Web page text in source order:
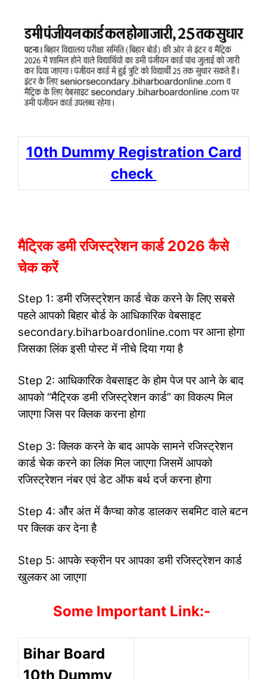
10th Dummy Registration Card
check
मैट्रिक डमी रजिस्ट्रेशन कार्ड 2026 कैसे
चेक करें
Step 1: डमी रजिस्ट्रेशन कार्ड चेक करने के लिए सबसे
पहले आपको बिहार बोर्ड के आधिकारिक वेबसाइट
secondary.biharboardonline.com पर आना होगा
जिसका लिंक इसी पोस्ट में नीचे दिया गया है
Step 2: आधिकारिक वेबसाइट के होम पेज पर आने के बाद
आपको “मैट्रिक डमी रजिस्ट्रेशन कार्ड” का विकल्प मिल
जाएगा जिस पर क्लिक करना होगा
Step 3: क्लिक करने के बाद आपके सामने रजिस्ट्रेशन
कार्ड चेक करने का लिंक मिल जाएगा जिसमें आपको
रजिस्ट्रेशन नंबर एवं डेट ऑफ बर्थ दर्ज करना होगा
Step 4: और अंत में कैप्चा कोड डालकर सबमिट वाले बटन
पर क्लिक कर देना है
Step 5: आपके स्क्रीन पर आपका डमी रजिस्ट्रेशन कार्ड
खुलकर आ जाएगा
Some Important Link:-
Bihar Board
10th Dummy